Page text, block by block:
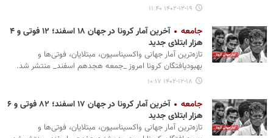
۱۴۰۲-۱۲-۱۹ ۱۱:۴۰
جامعه
آخرین آمار کرونا در جهان ۱۸ اسفند؛ ۱۲ فوتی و ۴
هزار ابتلای جدید
تازه‌ترین آمار جهانی واکسیناسیون، مبتلایان، فوتی‌ها و
بهبودیافتگان کرونا امروز _جمعه هجدهم اسفند_ منتشر شد.
۱۴۰۲-۱۲-۱۸ ۱۰:۱۷
جامعه
آخرین آمار کرونا در جهان ۱۷ اسفند؛ ۸۲ فوتی و ۶
هزار ابتلای جدید
تازه‌ترین آمار جهانی واکسیناسیون، مبتلایان، فوتی‌ها و